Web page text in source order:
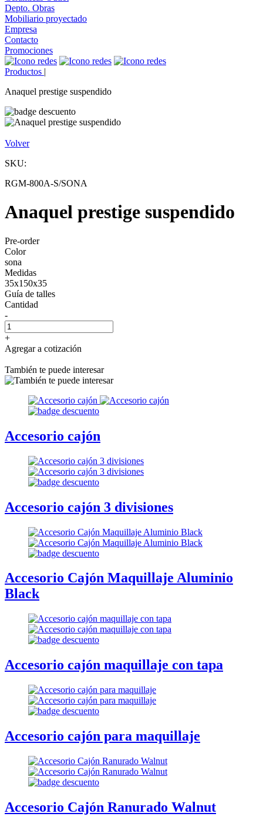
Depto. Obras
Mobiliario proyectado
Empresa
Contacto
Promociones
Productos |
Anaquel prestige suspendido
Volver
SKU:
RGM-800A-S/SONA
Anaquel prestige suspendido
Pre-order
Color
sona
Medidas
35x150x35
Guía de talles
Cantidad
-
+
Agregar a cotización
También te puede interesar
Accesorio cajón
Accesorio cajón 3 divisiones
Accesorio Cajón Maquillaje Aluminio
Black
Accesorio cajón maquillaje con tapa
Accesorio cajón para maquillaje
Accesorio Cajón Ranurado Walnut